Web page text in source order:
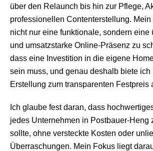
über den Relaunch bis hin zur Pflege,
professionellen Contenterstellung.
nicht nur eine funktionale, sondern eine
und umsatzstarke Online-Präsenz zu
dass eine Investition in die eigene
sein muss, und genau deshalb biete ich
Erstellung zum transparenten Festpreis
Ich glaube fest daran, dass
jedes Unternehmen in Postbauer-Heng
sollte, ohne versteckte Kosten oder
Überraschungen. Mein Fokus liegt